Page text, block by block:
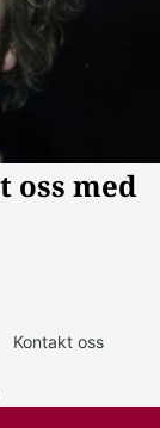
Kontakt oss